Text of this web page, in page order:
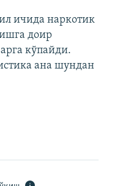
ичида наркотик
доир
кўпайди.
ана шундан